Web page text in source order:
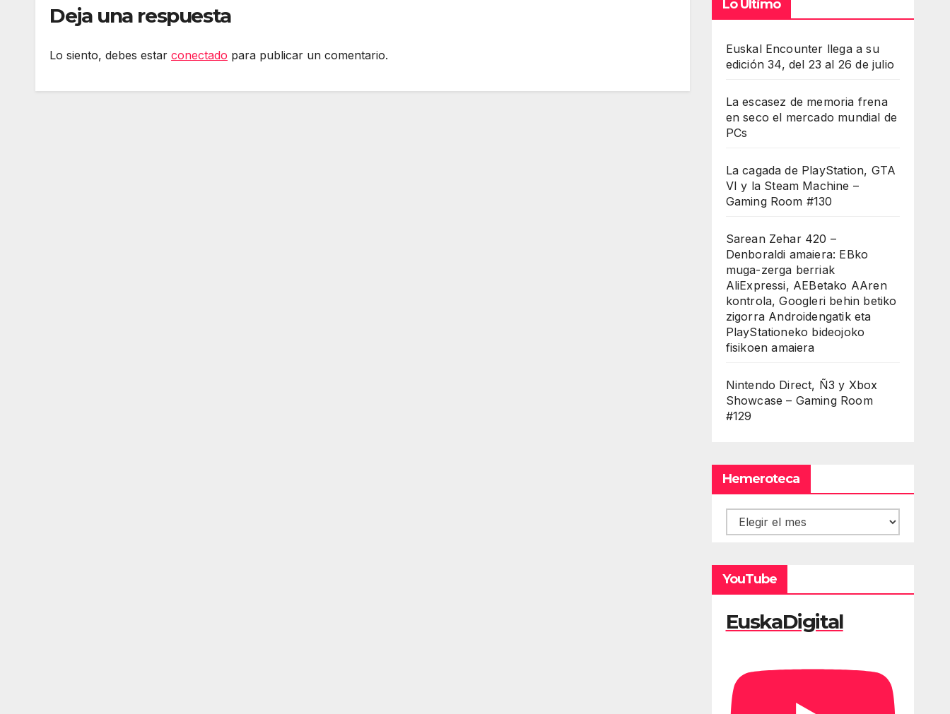
Deja una respuesta
Lo siento, debes estar conectado para publicar un comentario.
Lo Último
Euskal Encounter llega a su
edición 34, del 23 al 26 de julio
La escasez de memoria frena
en seco el mercado mundial de
PCs
La cagada de PlayStation, GTA
VI y la Steam Machine –
Gaming Room #130
Sarean Zehar 420 –
Denboraldi amaiera: EBko
muga-zerga berriak
AliExpressi, AEBetako AAren
kontrola, Googleri behin betiko
zigorra Androidengatik eta
PlayStationeko bideojoko
fisikoen amaiera
Nintendo Direct, Ñ3 y Xbox
Showcase – Gaming Room
#129
Hemeroteca
Hemeroteca
YouTube
EuskaDigital